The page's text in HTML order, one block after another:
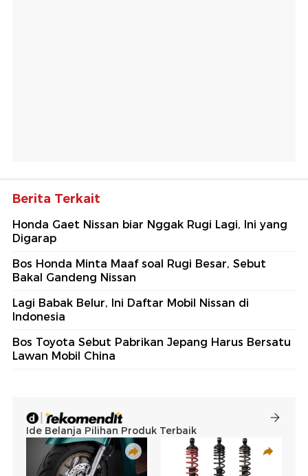
Berita Terkait
Honda Gaet Nissan biar Nggak Rugi Lagi, Ini yang
Digarap
Bos Honda Minta Maaf soal Rugi Besar, Sebut
Bakal Gandeng Nissan
Lagi Babak Belur, Ini Daftar Mobil Nissan di
Indonesia
Bos Toyota Sebut Pabrikan Jepang Harus Bersatu
Lawan Mobil China